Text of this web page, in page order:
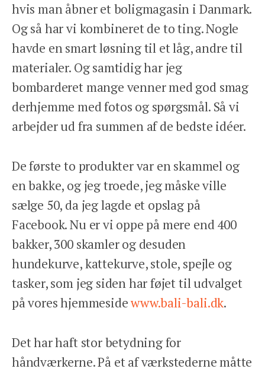
hvis man åbner et boligmagasin i Danmark.
Og så har vi kombineret de to ting. Nogle
havde en smart løsning til et låg, andre til
materialer. Og samtidig har jeg
bombarderet mange venner med god smag
derhjemme med fotos og spørgsmål. Så vi
arbejder ud fra summen af de bedste idéer.
De første to produkter var en skammel og
en bakke, og jeg troede, jeg måske ville
sælge 50, da jeg lagde et opslag på
Facebook. Nu er vi oppe på mere end 400
bakker, 300 skamler og desuden
hundekurve, kattekurve, stole, spejle og
tasker, som jeg siden har føjet til udvalget
på vores hjemmesidewww.bali-bali.dk.
Det har haft stor betydning for
håndværkerne. På et af værkstederne måtte